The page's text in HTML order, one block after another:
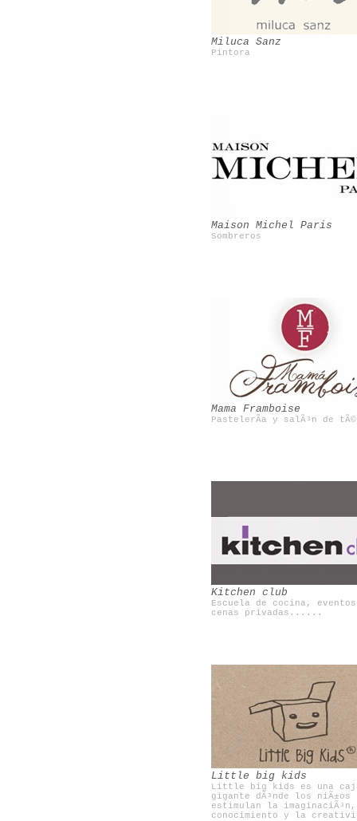
Miluca Sanz
Pintora
Maison Michel Paris
Sombreros
Nacho Aguayo
Mama Framboise
PastelerÃ­a y salÃ³n de tÃ©
Jorge AcuÃ±a
Kitchen club
Escuela de cocina,
cenas privadas......
Little big kids
Little big kids es una
gigante dÃ³nde los niÃ±os
estimulan la
conocimiento y la
Olivia te cuida